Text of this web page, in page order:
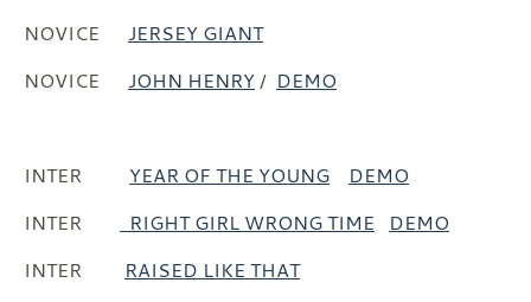
NOVICE JERSEY GIANT
NOVICE JOHN HENRY/ DEMO
INTER YEAR OF THE YOUNG
DEMO
INTER
RIGHT GIRL WRONG TIME
DEMO
INTER RAISED LIKE THAT